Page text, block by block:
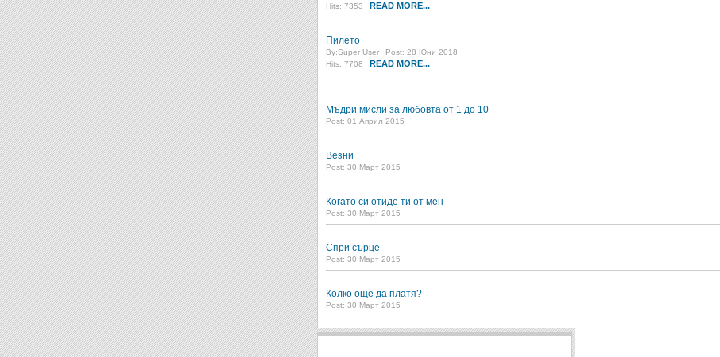
Hits: 7353
READ MORE...
Пилето
By:Super User
Post: 28 Юни 2018
Hits: 7708
READ MORE...
Мъдри мисли за любовта от 1 до 10
Post: 01 Април 2015
Везни
Post: 30 Март 2015
Когато си отиде ти от мен
Post: 30 Март 2015
Спри сърце
Post: 30 Март 2015
Колко още да платя?
Post: 30 Март 2015